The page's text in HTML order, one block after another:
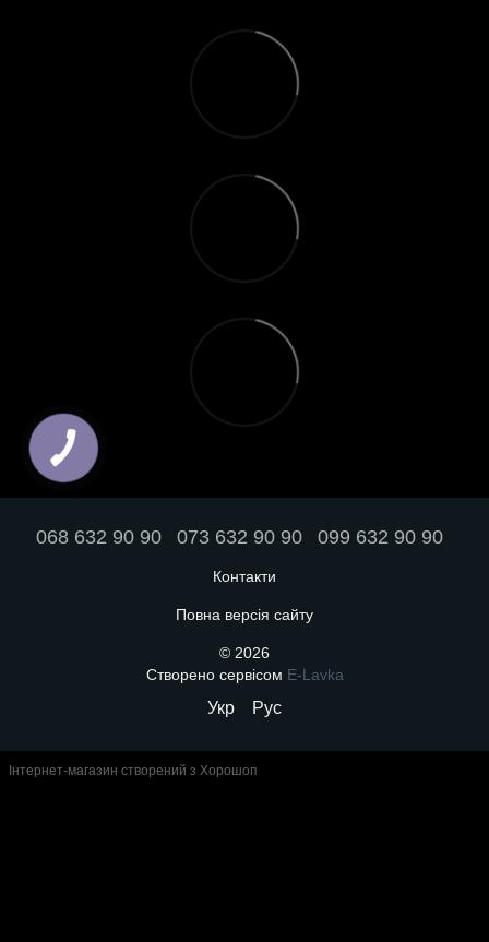
068 632 90 90 073 632 90 90 099 632 90 90
Контакти
Повна версія сайту
© 2026
Створено сервісом E-Lavka
Укр Рус
Інтернет-магазин створений з Хорошоп